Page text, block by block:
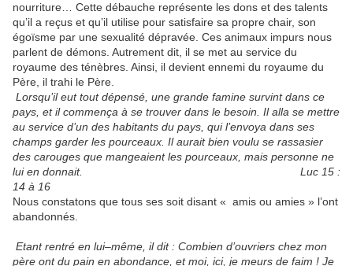
nourriture… Cette débauche représente les dons et des talents
qu’il a reçus et qu’il utilise pour satisfaire sa propre chair, son
égoïsme par une sexualité dépravée. Ces animaux impurs nous
parlent de démons. Autrement dit, il se met au service du
royaume des ténèbres. Ainsi, il devient ennemi du royaume du
Père, il trahi le Père.
Lorsqu’il eut tout dépensé, une grande famine survint dans ce
pays, et il commença à se trouver dans le besoin. Il alla se mettre
au service d’un des habitants du pays, qui l’envoya dans ses
champs garder les pourceaux. Il aurait bien voulu se rassasier
des carouges que mangeaient les pourceaux, mais personne ne
lui en donnait. Luc 15 :
14 à 16
Nous constatons que tous ses soit disant « amis ou amies » l’ont
abandonnés.
Etant rentré en lui–même, il dit : Combien d’ouvriers chez mon
père ont du pain en abondance, et moi, ici, je meurs de faim ! Je